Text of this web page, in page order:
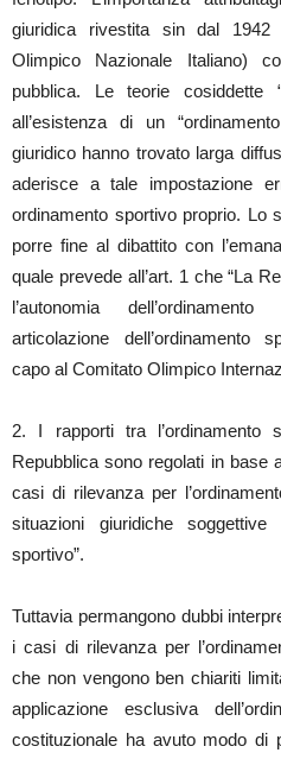
giuridica rivestita sin dal
Olimpico Nazionale Italiano)
pubblica. Le teorie cosiddette
all’esistenza di un
giuridico hanno trovato larga
aderisce a tale impostazione
ordinamento sportivo proprio. Lo
porre fine al dibattito con
quale prevede all’art. 1 che “La
l’autonomia
articolazione dell’ordinamento
capo al Comitato Olimpico
2. I rapporti tra l’ordinamento
Repubblica sono regolati in base
casi di rilevanza per
situazioni giuridiche soggettive
sportivo”.
Tuttavia permangono dubbi
i casi di rilevanza per
che non vengono ben chiariti
applicazione esclusiva
costituzionale ha avuto modo di